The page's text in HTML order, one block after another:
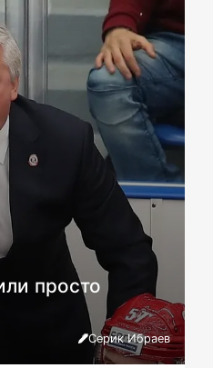
просто
Серик Ибраев